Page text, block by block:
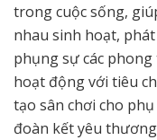
trong cuộc sống,
nhau sinh hoạt,
phụng sự các
hoạt động với tiêu
tạo sân chơi cho
đoàn kết yêu